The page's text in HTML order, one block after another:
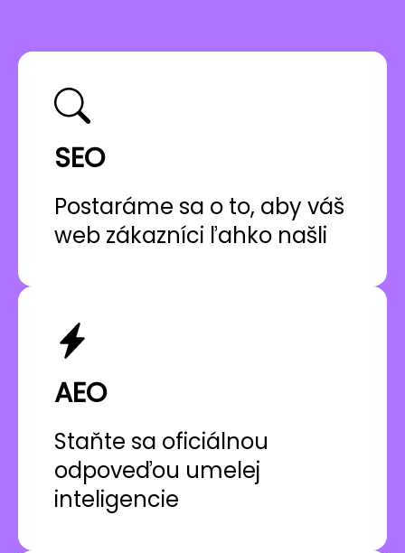
SEO
Postaráme sa o to, aby váš
web zákazníci ľahko našli
AEO
Staňte sa oficiálnou
odpoveďou umelej
inteligencie